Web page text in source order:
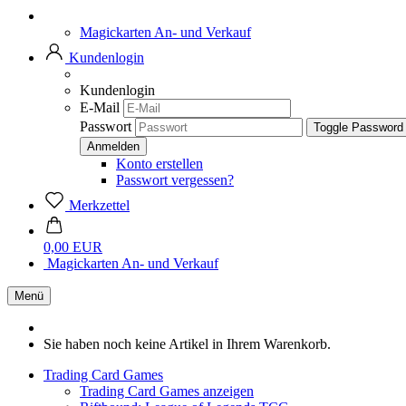
Magickarten An- und Verkauf
Kundenlogin
Kundenlogin
E-Mail
Passwort
Toggle
Konto erstellen
Passwort vergessen?
Merkzettel
0,00 EUR
Magickarten An- und Verkauf
Menü
Sie haben noch keine Artikel in Ihrem Warenkorb.
Trading Card Games
Trading Card Games anzeigen